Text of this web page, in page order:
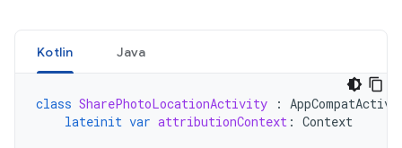
Kotlin Java
class SharePhotoLocationActivity :
lateinit var attributionContext : Context